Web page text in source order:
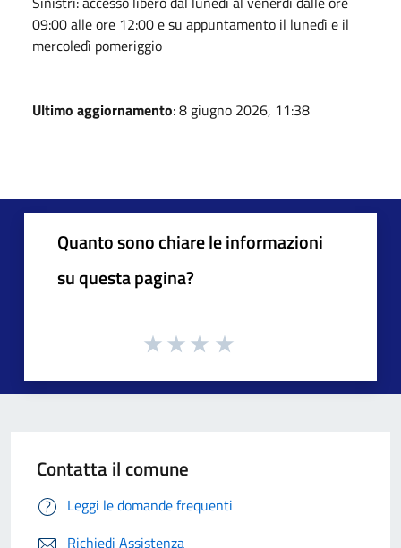
09:00 alle ore 12:00 e su appuntamento il lunedì e il
mercoledì pomeriggio
Ultimo aggiornamento: 8 giugno 2026, 11:38
Quanto sono chiare le informazioni
su questa pagina?
Contatta il comune
Leggi le domande frequenti
Richiedi Assistenza